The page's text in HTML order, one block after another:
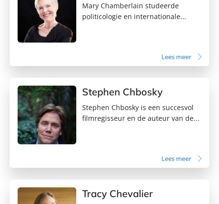
Mary Chamberlain studeerde
politicologie en internationale...
Lees meer
Stephen Chbosky
Stephen Chbosky is een succesvol
filmregisseur en de auteur van de...
Lees meer
Tracy Chevalier